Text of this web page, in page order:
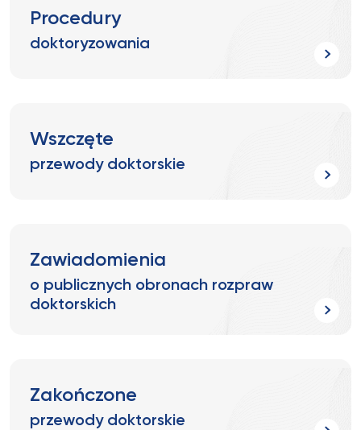
Procedury
doktoryzowania
Wszczęte
przewody doktorskie
Zawiadomienia
o publicznych obronach rozpraw
doktorskich
Zakończone
przewody doktorskie